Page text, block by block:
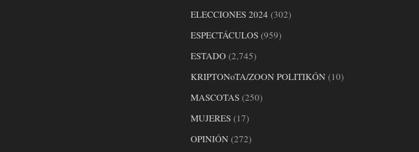
ELECCIONES 2024 (302)
ESPECTÁCULOS(959)
ESTADO(2,745)
KRIPTONoTA/ZOON POLITIKÓN(10)
MASCOTAS(250)
MUJERES(17)
OPINIÓN(272)